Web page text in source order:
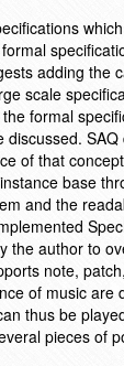
adding the
scale
formal
discussed. SAQ
of that
base
and the
the author to
note,
of music are
thus be
pieces of